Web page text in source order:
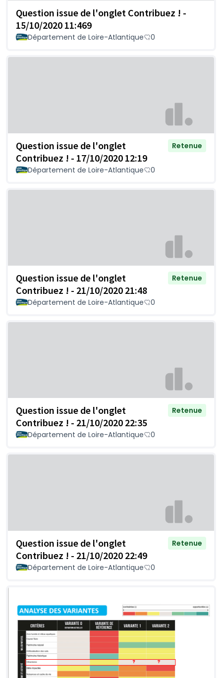
Question issue de l'onglet Contribuez ! -
15/10/2020 11:469
Département de Loire-Atlantique 0
Question issue de l'onglet
Contribuez ! - 17/10/2020 12:19
Retenue
Département de Loire-Atlantique 0
Question issue de l'onglet
Contribuez ! - 21/10/2020 21:48
Retenue
Département de Loire-Atlantique 0
Question issue de l'onglet
Contribuez ! - 21/10/2020 22:35
Retenue
Département de Loire-Atlantique 0
Question issue de l'onglet
Contribuez ! - 21/10/2020 22:49
Retenue
Département de Loire-Atlantique 0